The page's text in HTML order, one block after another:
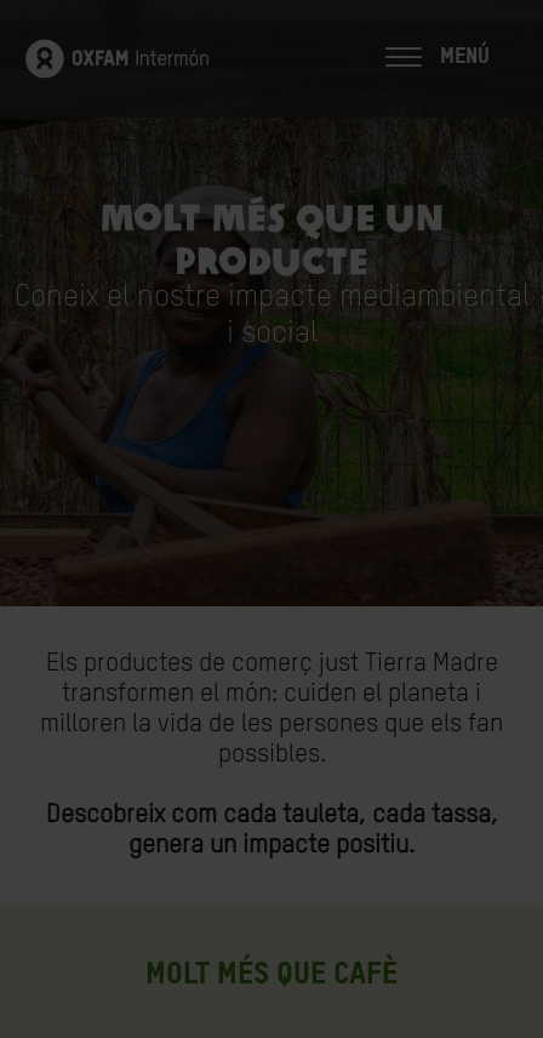
MENÚ
MOLT MÉS QUE UN
PRODUCTE
Coneix el nostre impacte mediambiental
i social
Els productes de comerç just Tierra Madre
transformen el món: cuiden el planeta i
milloren la vida de les persones que els fan
possibles.
Descobreix com cada tauleta, cada tassa,
genera un impacte positiu.
MOLT MÉS QUE CAFÈ